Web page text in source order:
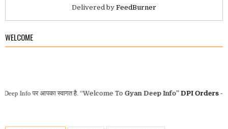
Delivered by FeedBurner
WELCOME
Infoपर आपका स्वागत है. “Welcome ToGyan Deep Info”DPI Orders-GAD